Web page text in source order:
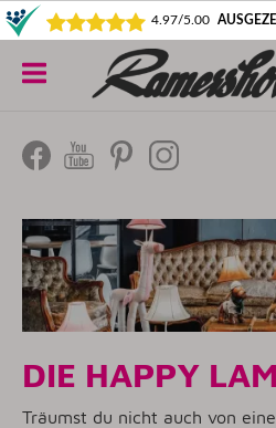
5€ SICHERN!
Kategorien
DIE HAPPY
Träumst du nicht auch von